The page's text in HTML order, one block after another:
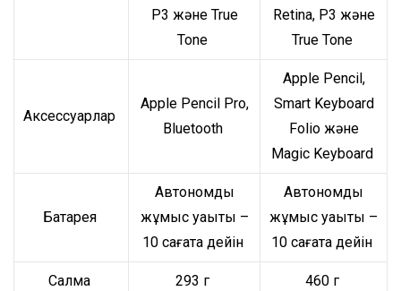
P3 және True
Tone
Retina, P3 және
True Tone
Аксессуарлар
Apple Pencil Pro,
Bluetooth
Apple Pencil,
Smart Keyboard
Folio және
Magic Keyboard
Батарея
Автономды
жұмыс уақыты –
10 сағатқа дейін
Автономды
жұмыс уақыты –
10 сағатқа дейін
Салмақ 293 г 460 г